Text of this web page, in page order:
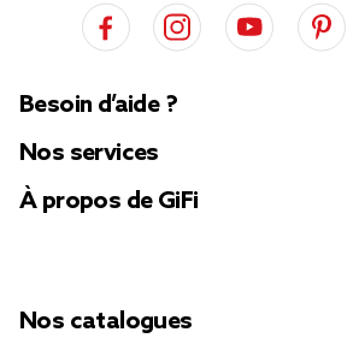
Besoin d’aide ?
Nos services
À propos de GiFi
Nos catalogues